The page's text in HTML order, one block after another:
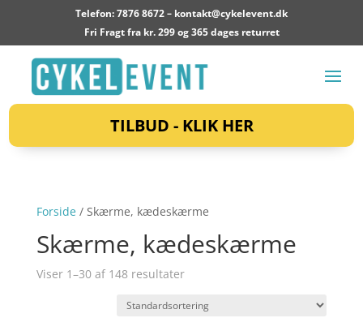
Telefon: 7876 8672 – kontakt@cykelevent.dk
Fri Fragt fra kr. 299 og 365 dages returret
TILBUD - KLIK HER
Forside/ Skærme, kædeskærme
Skærme, kædeskærme
Viser 1–30 af 148 resultater